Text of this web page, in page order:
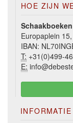
HOE ZIJN
Europaplein
IBAN:
T: +31(0)499-
E:
INFORMATIE